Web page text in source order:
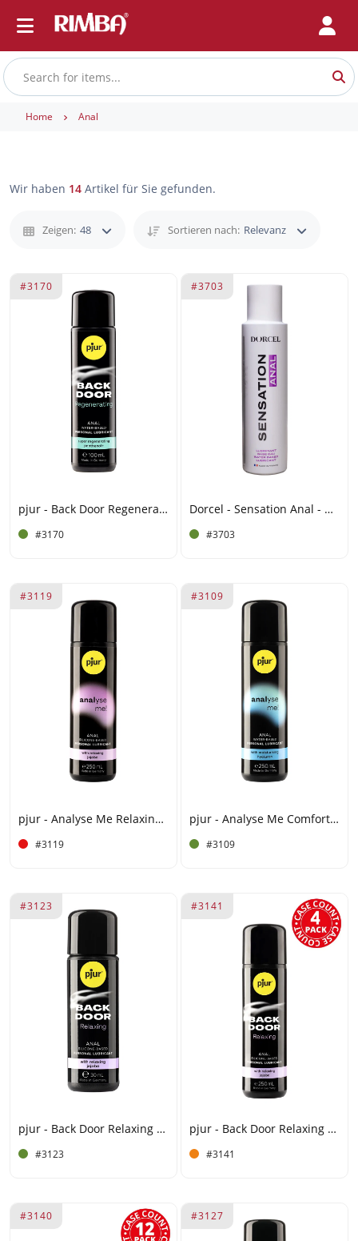
Home Anal
Wir haben 14 Artikel für Sie gefunden.
Zeigen: 48 Sortieren nach: Relevanz
#3170
pjur - Back Door Regenerating - Gleitmittel auf Wasserbasis - 100 ml
#3170
#3703
Dorcel - Sensation Anal - Gleitmittel auf Wasserbasis - 100 ml
#3703
#3119
pjur - Analyse Me Relaxing - Gleitmittel auf Silikonbasis - 250 ml
#3119
#3109
pjur - Analyse Me Comfort - Gleitmittel auf Wasserbasis - 250 ml
#3109
#3123
pjur - Back Door Relaxing - Gleitmittel auf Silikonbasis - 30 ml
#3123
#3141
pjur - Back Door Relaxing - Gleitmittel auf Silikonbasis - 250 ml (4 St)
#3141
#3140 #3127